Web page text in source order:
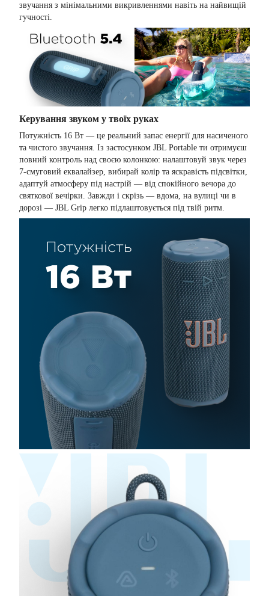
звучання з мінімальними викривленнями навіть на найвищій
гучності.
Керування звуком у твоїх руках
Потужність 16 Вт — це реальний запас енергії для насиченого
та чистого звучання. Із застосунком JBL Portable ти отримуєш
повний контроль над своєю колонкою: налаштовуй звук через
7-смуговий еквалайзер, вибирай колір та яскравість підсвітки,
адаптуй атмосферу під настрій — від спокійного вечора до
святкової вечірки. Завжди і скрізь — вдома, на вулиці чи в
дорозі — JBL Grip легко підлаштовується під твій ритм.